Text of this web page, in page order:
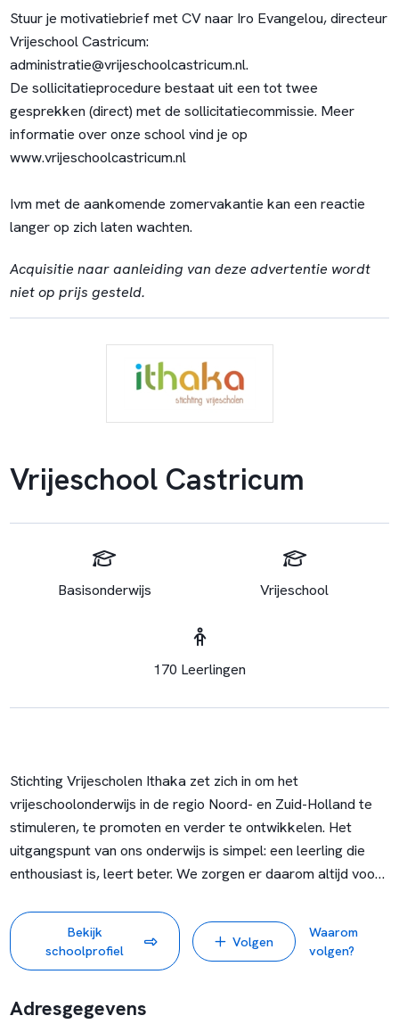
Stuur je motivatiebrief met CV naar Iro Evangelou, directeur
Vrijeschool Castricum:
administratie@vrijeschoolcastricum.nl.
De sollicitatieprocedure bestaat uit een tot twee
gesprekken (direct) met de sollicitatiecommissie. Meer
informatie over onze school vind je op
www.vrijeschoolcastricum.nl
Ivm met de aankomende zomervakantie kan een reactie
langer op zich laten wachten.
Acquisitie naar aanleiding van deze advertentie wordt
niet op prijs gesteld.
Vrijeschool Castricum
Basisonderwijs Vrijeschool
170 Leerlingen
Stichting Vrijescholen Ithaka zet zich in om het
vrijeschoolonderwijs in de regio Noord- en Zuid-Holland te
stimuleren, te promoten en verder te ontwikkelen. Het
uitgangspunt van ons onderwijs is simpel: een leerling die
enthousiast is, leert beter. We zorgen er daarom altijd voor
van het kind en niet andersom. Dertien vrijescholen in
Noord- en Zuid-Holland vormen samen Stichting Vrijescholen
Ithaka om ruim 2500 kinderen te laten worden wie ze zijn.
maar het ontsteken van een vuur. Daar maken we ons graag
Bekijk
schoolprofiel
Volgen
Waarom
volgen?
Adresgegevens